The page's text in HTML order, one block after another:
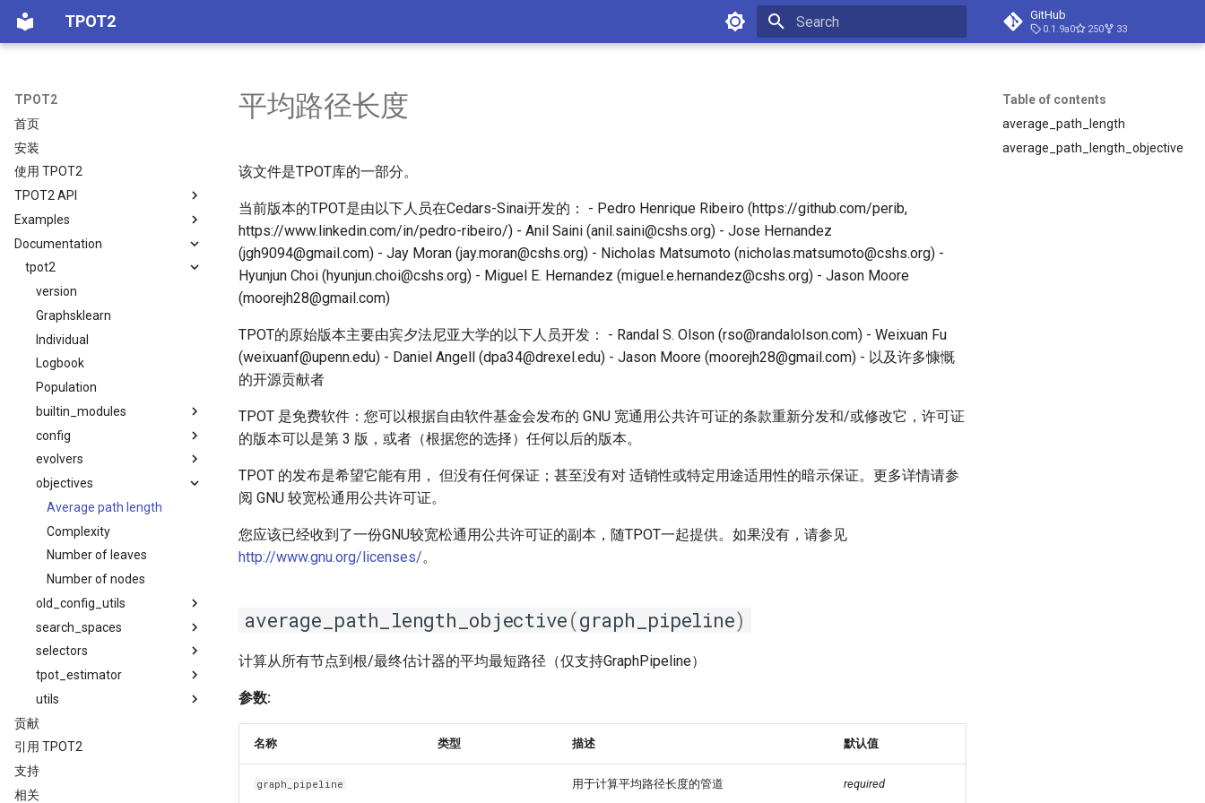
TPOT2 GitHub
0.1.9a0 250 33
TPOT2
首页
安装
使用 TPOT2
TPOT2 API
估计器
分类器
回归器
Examples
What to expect from AutoML
software
Genetic Feature Selection
nodes in TPOT2
GeneticFeatureSelectorNode
GraphPipeline
Symbolic Regression and
Classification
Parallelization
Strategies for reducing
computational load
9 Genetic Algorithm Overview
Amltk search space parser
example
Documentation
tpot2
version
Graphsklearn
Individual
Logbook
Population
builtin_modules
Arithmetictransformer
Column one hot encoder
Estimatortransformer
Feature encoding
frequency selector
Feature set selector
Feature transformers
Genetic encoders
Imputer
Nn
Passkbinsdiscretizer
Passthrough
config
Autoqtl builtins
Classifiers
Classifiers sklearnex
Get configspace
Imputers
Mdr configs
Regressors
Regressors sklearnex
Selectors
Special configs
Template search spaces
evolvers
Base evolver
Steady state evolver
objectives
Average path length
Complexity
Number of leaves
Number of nodes
old_config_utils
Old config utils
search_spaces
Base
Tuple index
nodes
Estimator node gradual
Choice
selectors
Lexicase selection
Map elites selection
selector
tpot_estimator
Cross val utils
Estimator utils
utils
Eval utils
贡献
引用 TPOT2
支持
相关
Table of contents
average_path_length
average_path_length_objective
平均路径长度
该文件是TPOT库的一部分。
当前版本的TPOT是由以下人员在Cedars-Sinai开发的： - Pedro Henrique Ribeiro (https://github.com/perib,
https://www.linkedin.com/in/pedro-ribeiro/) - Anil Saini (anil.saini@cshs.org) - Jose Hernandez
(jgh9094@gmail.com) - Jay Moran (jay.moran@cshs.org) - Nicholas Matsumoto (nicholas.matsumoto@cshs.org) -
Hyunjun Choi (hyunjun.choi@cshs.org) - Miguel E. Hernandez (miguel.e.hernandez@cshs.org) - Jason Moore
(moorejh28@gmail.com)
TPOT的原始版本主要由宾夕法尼亚大学的以下人员开发： - Randal S. Olson (rso@randalolson.com) - Weixuan Fu
(weixuanf@upenn.edu) - Daniel Angell (dpa34@drexel.edu) - Jason Moore (moorejh28@gmail.com) - 以及许多慷慨
的开源贡献者
TPOT 是免费软件：您可以根据自由软件基金会发布的 GNU 宽通用公共许可证的条款重新分发和/或修改它，许可证
的版本可以是第 3 版，或者（根据您的选择）任何以后的版本。
TPOT 的发布是希望它能有用， 但没有任何保证；甚至没有对 适销性或特定用途适用性的暗示保证。更多详情请参
阅 GNU 较宽松通用公共许可证。
您应该已经收到了一份GNU较宽松通用公共许可证的副本，随TPOT一起提供。如果没有，请参见
http://www.gnu.org/licenses/。
average_path_length_objective(graph_pipeline)
计算从所有节点到根/最终估计器的平均最短路径（仅支持GraphPipeline）
参数:
名称 类型 描述 默认值
graph_pipeline 用于计算平均路径长度的管道 required